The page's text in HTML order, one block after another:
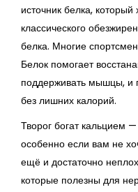
источник белка,
классического
белка. Многие
Белок помогает
поддерживать мышцы, и
без лишних калорий.
Творог богат кальцием
особенно если вам не
ещё и достаточно
которые полезны для